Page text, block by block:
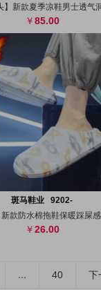
85.00
代发
斑马鞋业 9202-
款防水棉拖鞋保暖踩屎
26.00
... 40 下